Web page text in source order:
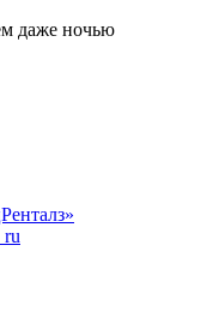
даже ночью